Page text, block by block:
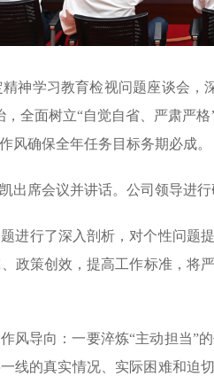
神学习教育检视问题座谈会
全面树立“自觉自省、严肃严
风确保全年任务目标务期必成。
出席会议并讲话。公司领导进
进行了深入剖析，对个性问题
政策创效，提高工作标准，
风导向：一要淬炼“主动担当
线的真实情况、实际困难和